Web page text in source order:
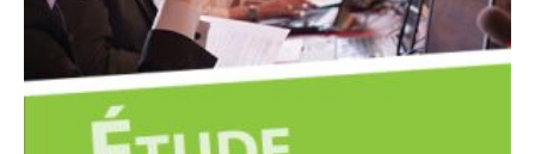
développer
expérimentations